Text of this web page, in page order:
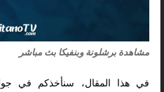
مشاهدة برشلونة وبنفيكا بث مباشر
في هذا المقال، سنأخذكم في جولة